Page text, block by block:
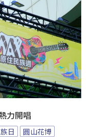
力開唱
日 圓山花博